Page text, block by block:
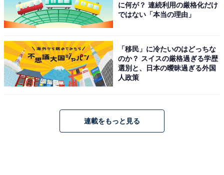
に何が？ 連続利用の厳格化だけ
ではない「本当の理由」
「移民」に冷たいのはどっちな
のか？ スイスの厳格過ぎる学歴
選別と、日本の曖昧過ぎる外国
人政策
連載をもっと見る